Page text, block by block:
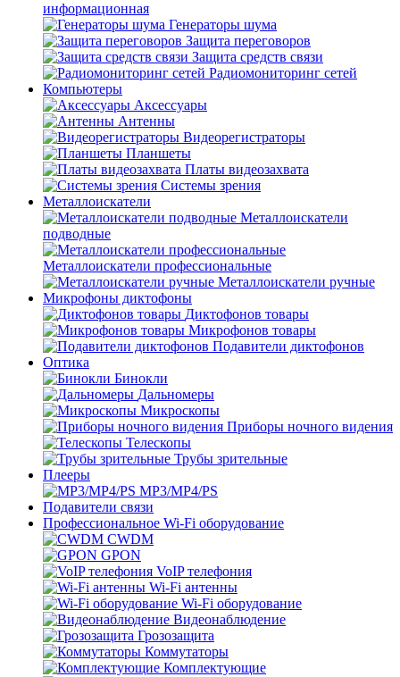
информационная
Генераторы шума
Защита переговоров
Защита средств связи
Радиомониторинг сетей
Компьютеры
Аксессуары
Антенны
Видеорегистраторы
Планшеты
Платы видеозахвата
Системы зрения
Металлоискатели
Металлоискатели
подводные
Металлоискатели профессиональные
Металлоискатели ручные
Микрофоны диктофоны
Диктофонов товары
Микрофонов товары
Подавители диктофонов
Оптика
Бинокли
Дальномеры
Микроскопы
Приборы ночного видения
Телескопы
Трубы зрительные
Плееры
MP3/MP4/PS
Подавители связи
Профессиональное Wi-Fi оборудование
CWDM
GPON
VoIP телефония
Wi-Fi антенны
Wi-Fi оборудование
Видеонаблюдение
Грозозащита
Коммутаторы
Комплектующие